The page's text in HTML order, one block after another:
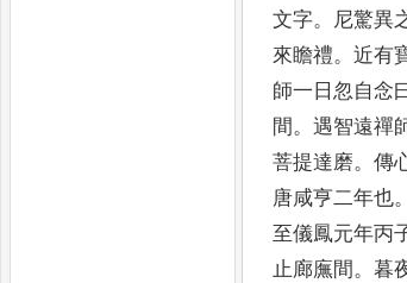
文字。 尼驚異
來瞻禮。 近有
師一日忽自念
間。 遇智遠禪
菩提達磨。 傳
唐咸亨二年也。
至儀鳳元年丙
止廊廡間。 暮